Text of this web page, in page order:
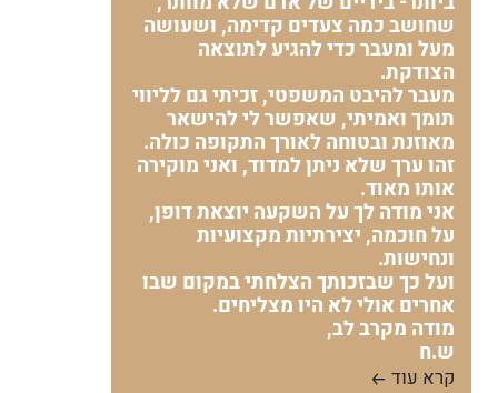
שחושב כמה צעדים קדימה, ושעושה
מעל ומעבר כדי להגיע לתוצאה
הצודקת.
מעבר להיבט המשפטי, זכיתי גם לליווי
תומך ואמיתי, שאפשר לי להישאר
מאוזנת ובטוחה לאורך התקופה כולה.
זהו ערך שלא ניתן למדוד, ואני מוקירה
אותו מאוד.
אני מודה לך על השקעה יוצאת דופן,
על חוכמה, יצירתיות מקצועיות
ונחישות.
ועל כך שבזכותך הצלחתי במקום שבו
אחרים אולי לא היו מצליחים.
מודה מקרב לב,
ש.ח
קרא עוד